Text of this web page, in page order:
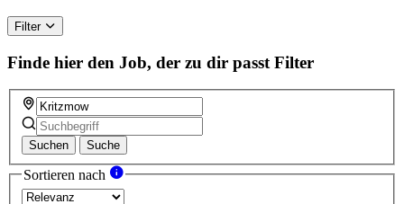
Filter
Finde hier den Job, der zu dir passt Filter
Suchen Suche
Sortieren nach